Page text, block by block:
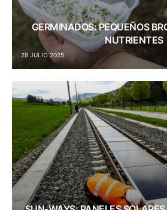
GERMINADOS: PEQUEÑOS
NUTRIENTES
28 JULIO 2025